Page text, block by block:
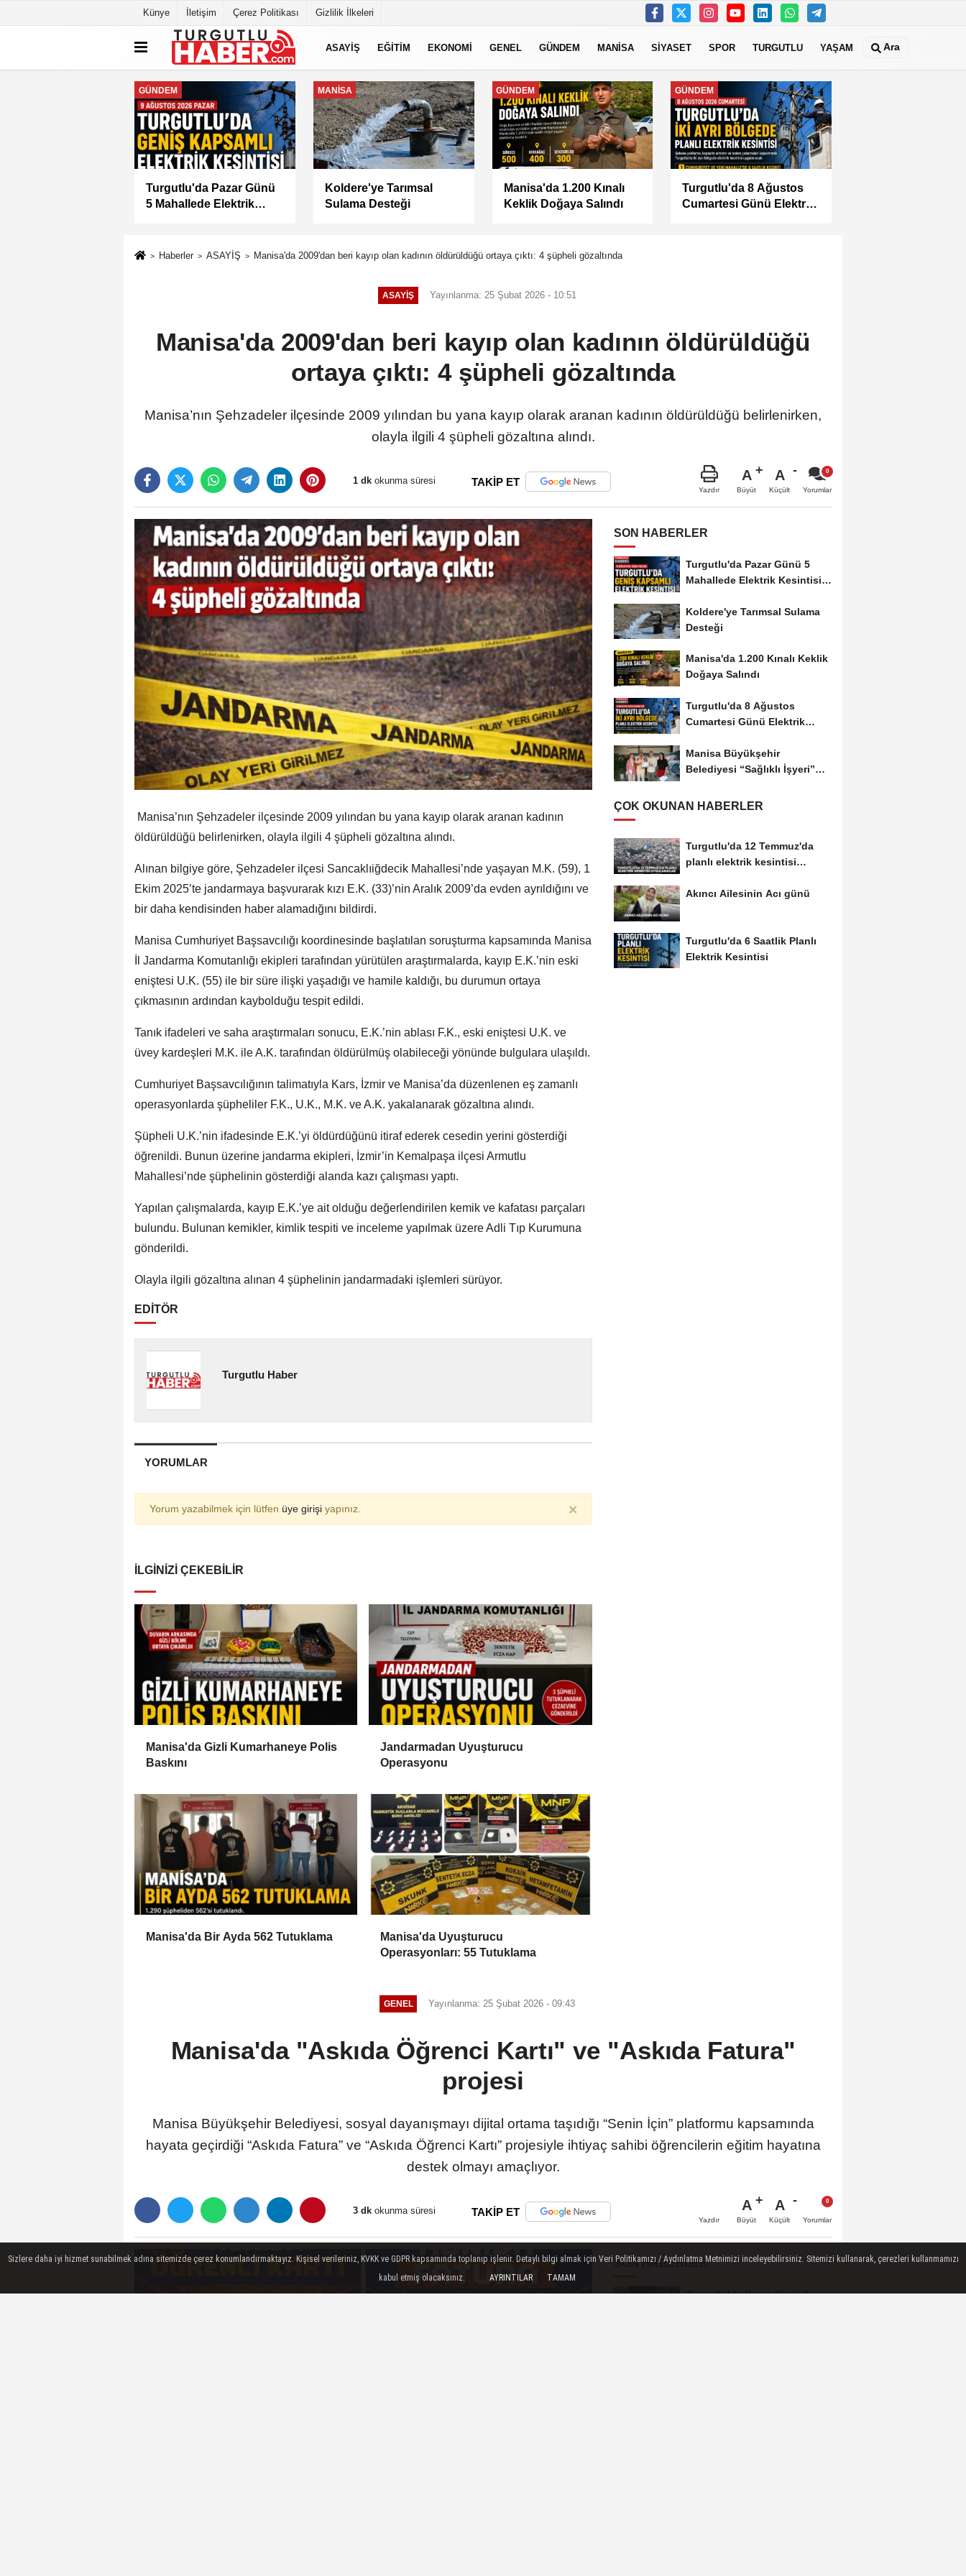
Künye İletişim Çerez Politikası Gizlilik İlkeleri
ASAYİŞ EĞİTİM EKONOMİ GENEL GÜNDEM MANİSA SİYASET SPOR TURGUTLU YAŞAM Ara
MANİSA
Manisa Büyükşehir
Belediyesi “Sağlıklı
MANİSA
Keli Mahallesi'nde Asfalt
Çalışması Tamamlandı
MANİSA
BAŞKAN ŞİMŞEK
SAHADAKİ
MANİSA
KÜÇÜK SANAYİ
SİTESİ'NİN SORUNLARI
Haberler ASAYİŞ Manisa'da 2009'dan beri kayıp olan kadının öldürüldüğü ortaya çıktı: 4 şüpheli gözaltında
ASAYİŞ Yayınlanma: 25 Şubat 2026 - 10:51
Manisa'da 2009'dan beri kayıp olan kadının öldürüldüğü
ortaya çıktı: 4 şüpheli gözaltında
Manisa’nın Şehzadeler ilçesinde 2009 yılından bu yana kayıp olarak aranan kadının öldürüldüğü belirlenirken,
olayla ilgili 4 şüpheli gözaltına alındı.
1 dk okunma süresi TAKİP ET
Yazdır
A
Büyüt
A
Küçült Yorumlar
Manisa’nın Şehzadeler ilçesinde 2009 yılından bu yana kayıp olarak aranan kadının
öldürüldüğü belirlenirken, olayla ilgili 4 şüpheli gözaltına alındı.
Alınan bilgiye göre, Şehzadeler ilçesi Sancaklıiğdecik Mahallesi’nde yaşayan M.K. (59), 1
Ekim 2025’te jandarmaya başvurarak kızı E.K. (33)’nin Aralık 2009’da evden ayrıldığını ve
bir daha kendisinden haber alamadığını bildirdi.
Manisa Cumhuriyet Başsavcılığı koordinesinde başlatılan soruşturma kapsamında Manisa
İl Jandarma Komutanlığı ekipleri tarafından yürütülen araştırmalarda, kayıp E.K.’nin eski
eniştesi U.K. (55) ile bir süre ilişki yaşadığı ve hamile kaldığı, bu durumun ortaya
çıkmasının ardından kaybolduğu tespit edildi.
Tanık ifadeleri ve saha araştırmaları sonucu, E.K.’nin ablası F.K., eski eniştesi U.K. ve
üvey kardeşleri M.K. ile A.K. tarafından öldürülmüş olabileceği yönünde bulgulara ulaşıldı.
Cumhuriyet Başsavcılığının talimatıyla Kars, İzmir ve Manisa’da düzenlenen eş zamanlı
operasyonlarda şüpheliler F.K., U.K., M.K. ve A.K. yakalanarak gözaltına alındı.
Şüpheli U.K.’nin ifadesinde E.K.’yi öldürdüğünü itiraf ederek cesedin yerini gösterdiği
öğrenildi. Bunun üzerine jandarma ekipleri, İzmir’in Kemalpaşa ilçesi Armutlu
Mahallesi’nde şüphelinin gösterdiği alanda kazı çalışması yaptı.
Yapılan çalışmalarda, kayıp E.K.’ye ait olduğu değerlendirilen kemik ve kafatası parçaları
bulundu. Bulunan kemikler, kimlik tespiti ve inceleme yapılmak üzere Adli Tıp Kurumuna
gönderildi.
Olayla ilgili gözaltına alınan 4 şüphelinin jandarmadaki işlemleri sürüyor.
EDİTÖR
Turgutlu Haber
YORUMLAR
Yorum yazabilmek için lütfen üye girişi yapınız. ×
İLGINIZI ÇEKEBILIR
Manisa'da Gizli Kumarhaneye Polis
Baskını
Jandarmadan Uyuşturucu
Operasyonu
Manisa'da Bir Ayda 562 Tutuklama
Manisa'da Uyuşturucu
Operasyonları: 55 Tutuklama
SON HABERLER
Turgutlu'da Pazar Günü 5
Mahallede Elektrik Kesintisi
Koldere'ye Tarımsal Sulama
Desteği
Manisa'da 1.200 Kınalı Keklik
Doğaya Salındı
Turgutlu'da 8 Ağustos
Cumartesi Günü Elektrik
Manisa Büyükşehir
Belediyesi “Sağlıklı İşyeri”
ÇOK OKUNAN HABERLER
Turgutlu'da 12 Temmuz'da
planlı elektrik kesintisi
Akıncı Ailesinin Acı günü
Turgutlu'da 6 Saatlik Planlı
Elektrik Kesintisi
GENEL Yayınlanma: 25 Şubat 2026 - 09:43
Manisa'da "Askıda Öğrenci Kartı" ve "Askıda Fatura"
projesi
Manisa Büyükşehir Belediyesi, sosyal dayanışmayı dijital ortama taşıdığı “Senin İçin” platformu kapsamında
hayata geçirdiği “Askıda Fatura” ve “Askıda Öğrenci Kartı” projesiyle ihtiyaç sahibi öğrencilerin eğitim hayatına
destek olmayı amaçlıyor.
3 dk okunma süresi TAKİP ET
Yazdır
A
Büyüt
A
Küçült Yorumlar
SON HABERLER
Turgutlu'da Pazar Günü 5
Sizlere daha iyi hizmet sunabilmek adına sitemizde çerez konumlandırmaktayız. Kişisel verileriniz, KVKK ve GDPR kapsamında toplanıp işlenir. Detaylı bilgi almak için Veri Politikamızı / Aydınlatma Metnimizi inceleyebilirsiniz. Sitemizi kullanarak, çerezleri kullanmamızı
kabul etmiş olacaksınız.
AYRINTILAR TAMAM